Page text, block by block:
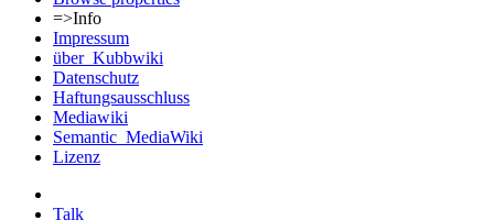
=>Info
Impressum
über_Kubbwiki
Datenschutz
Haftungsausschluss
Mediawiki
Semantic_MediaWiki
Lizenz
Talk